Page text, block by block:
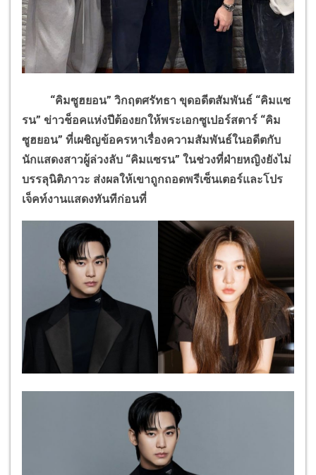
“คิมซูฮยอน” วิกฤตศรัทธา ขุดอดีตสัมพันธ์ “คิมแซ
รน” ข่าวช็อคแห่งปีต้องยกให้พระเอกซูเปอร์สตาร์ “คิม
ซูฮยอน” ที่เผชิญข้อครหาเรื่องความสัมพันธ์ในอดีตกับ
นักแสดงสาวผู้ล่วงลับ “คิมแซรน” ในช่วงที่ฝ่ายหญิงยังไม่
บรรลุนิติภาวะ ส่งผลให้เขาถูกถอดพรีเซ็นเตอร์และโปร
เจ็คท์งานแสดงทันทีก่อนที่